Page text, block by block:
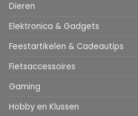
Dieren
Elektronica & Gadgets
Feestartikelen & Cadeautips
Fietsaccessoires
Gaming
Hobby en Klussen